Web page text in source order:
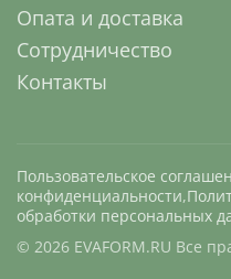
Опата и доставка
Сотрудничество
Контакты
Пользовательское
конфиденциальности,
обработки персональных
© 2026 EVAFORM.RU Все